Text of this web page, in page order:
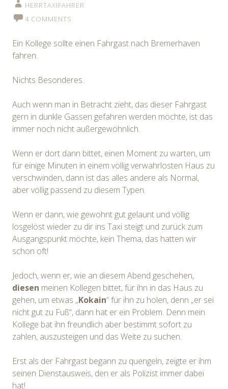
HERRTAXIFAHRER
4 COMMENTS
Ein Kollege sollte einen Fahrgast nach Bremerhaven
fahren.
Nichts Besonderes.
Auch wenn man in Betracht zieht, das dieser Fahrgast
gern in dunkle Gassen gefahren werden möchte, ist das
immer noch nicht außergewöhnlich.
Wenn er dort dann bittet, einen Moment zu warten, um
für einige Minuten in einem völlig verwahrlosten Haus zu
verschwinden, dann ist das alles andere als Normal,
aber völlig passend zu diesem Typen.
Wenn er dann, wie gewohnt gut gelaunt und völlig
losgelöst wieder zu dir ins Taxi steigt und zurück zum
Ausgangspunkt möchte, kein Thema, das hatten wir
schon oft!
Jedoch, wenn er, wie an diesem Abend geschehen,
diesen meinen Kollegen bittet, für ihn in das Haus zu
gehen, um etwas „Kokain“ für ihn zu holen, denn „er sei
nicht gut zu Fuß“, dann hat er ein Problem. Denn mein
Kollege bat ihn freundlich aber bestimmt sofort zu
zahlen, auszusteigen und das Weite zu suchen.
Erst als der Fahrgast begann zu quengeln, zeigte er ihm
seinen Dienstausweis, den er als Polizist immer dabei
hat!